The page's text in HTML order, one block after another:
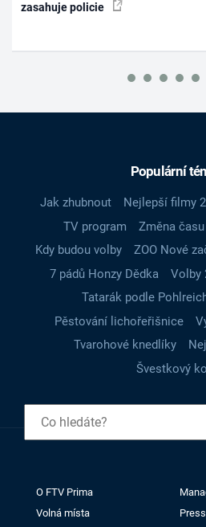
zasahuje policie
Populární
Jak zhubnout Nejlepší filmy
TV program
Změna času
Kdy budou volby
ZOO Nové
7 pádů Honzy Dědka
Volby
Tatarák podle
Pěstování lichořeřišnice
Tvarohové knedlíky
Švestkový
O FTV Prima
Volná místa
Press